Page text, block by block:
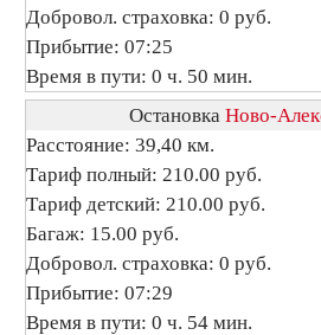
Добровол. страховка: 0 руб.
Прибытие: 07:25
Время в пути: 0 ч. 50 мин.
Остановка Ново-
Расстояние: 39,40 км.
Тариф полный: 210.00 руб.
Тариф детский: 210.00 руб.
Багаж: 15.00 руб.
Добровол. страховка: 0 руб.
Прибытие: 07:29
Время в пути: 0 ч. 54 мин.